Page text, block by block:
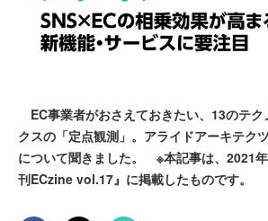
EC事業者がおさえておきたい、13のテク
クスの「定点観測」。アライドアーキテク
について聞きました。 ※本記事は、2021
刊ECzine vol.17』に掲載したものです。